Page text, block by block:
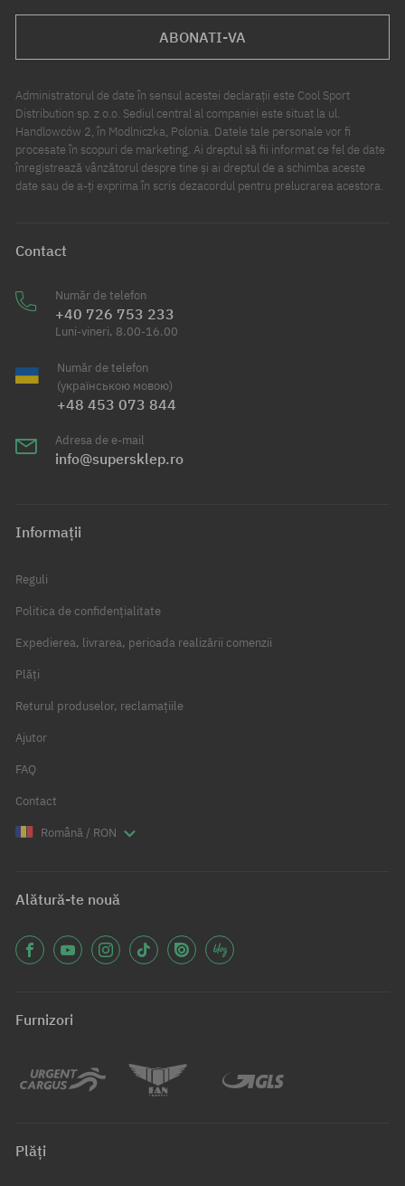
ABONATI-VA
Administratorul de date în sensul acestei declarații este Cool Sport
Distribution sp. z o.o. Sediul central al companiei este situat la ul.
Handlowców 2, în Modlniczka, Polonia. Datele tale personale vor fi
procesate în scopuri de marketing. Ai dreptul să fii informat ce fel de date
înregistrează vânzătorul despre tine și ai dreptul de a schimba aceste
date sau de a-ți exprima în scris dezacordul pentru prelucrarea acestora.
Contact
Număr de telefon
+40 726 753 233
Luni-vineri, 8.00-16.00
Număr de telefon
(українською мовою)
+48 453 073 844
Adresa de e-mail
info@supersklep.ro
Informații
Reguli
Politica de confidențialitate
Expedierea, livrarea, perioada realizării comenzii
Plăți
Returul produselor, reclamațiile
Ajutor
FAQ
Contact
Română / RON
Alătură-te nouă
Furnizori
Plăți